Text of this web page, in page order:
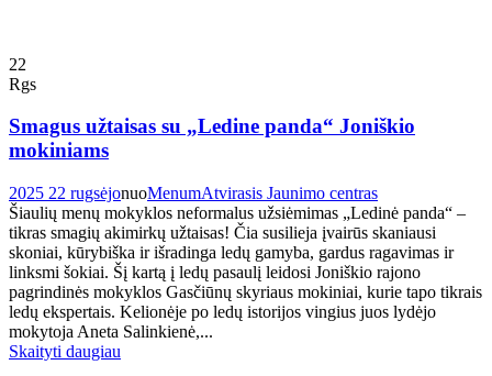
22
Rgs
Smagus užtaisas su „Ledine panda“ Joniškio
mokiniams
2025 22 rugsėjonuoMenumAtvirasis Jaunimo centras
Šiaulių menų mokyklos neformalus užsiėmimas „Ledinė panda“ –
tikras smagių akimirkų užtaisas! Čia susilieja įvairūs skaniausi
skoniai, kūrybiška ir išradinga ledų gamyba, gardus ragavimas ir
linksmi šokiai. Šį kartą į ledų pasaulį leidosi Joniškio rajono
pagrindinės mokyklos Gasčiūnų skyriaus mokiniai, kurie tapo tikrais
ledų ekspertais. Kelionėje po ledų istorijos vingius juos lydėjo
mokytoja Aneta Salinkienė,...
Skaityti daugiau